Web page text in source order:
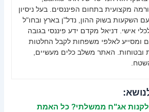
מקצועית בתחום הפיננסים. בעל ניסיון
השקעות בשוק ההון, נדל"ן בארץ ובחו"ל
אישי. דניאל מקדם ידע פיננסי בגובה
ומסייע לאלפי משפחות לקבל החלטות
ובטוחות. האתר משלב כלים מעשיים,
אג"ח ממשלתי? כל האמת